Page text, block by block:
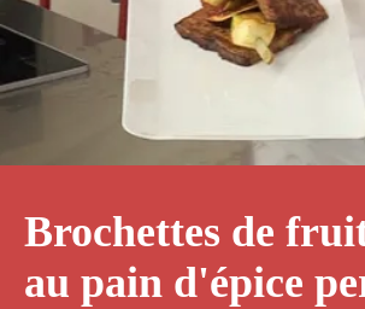
Brochettes de
au pain d'épice